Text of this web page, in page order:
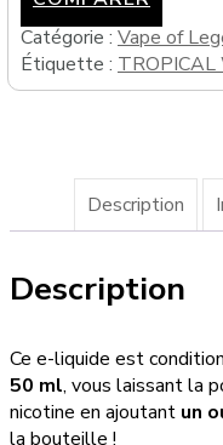
of
Legends
Catégorie : Vape of
Étiquette : TROPICAL
Description
Description
Ce e-liquide est
50 ml, vous laissant la
nicotine en ajoutant un
la bouteille !